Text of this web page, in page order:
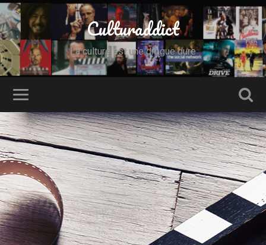
Culturaddict
La culture est une drogue dure